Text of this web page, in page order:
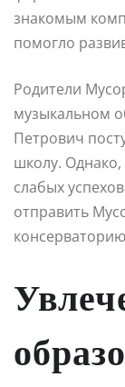
знакомым
помогло
Родители
музыкальном
Петрович
школу. Однако,
слабых
отправить